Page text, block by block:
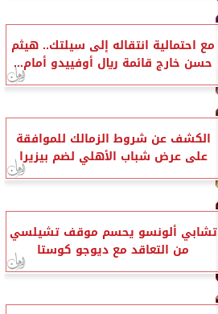
مع احتمالية انتقاله إلى سيلتك.. هيثم
حسن خارج قائمة ريال أوفييدو أمام...
الكشف عن شروط الزمالك للموافقة
على عرض شباب الأهلي لضم بيزيرا
تشابي ألونسو يحسم موقف تشيلسي
من التعاقد مع ديوجو كوستا